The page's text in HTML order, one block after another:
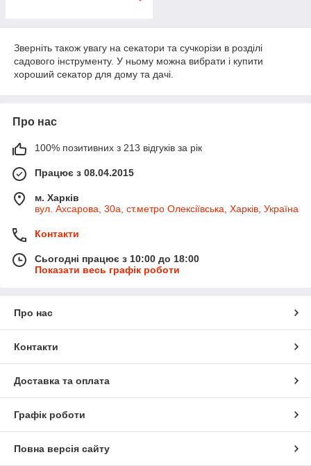
Зверніть також увагу на секатори та сучкорізи в розділі
садового інструменту. У ньому можна вибрати і купити
хороший секатор для дому та дачі.
Про нас
100% позитивних з 213 відгуків за рік
Працює з 08.04.2015
м. Харків
вул. Ахсарова, 30а, ст.метро Олексіївська, Харків, Україна
Контакти
Сьогодні працює з 10:00 до 18:00
Показати весь графік роботи
Про нас
Контакти
Доставка та оплата
Графік роботи
Повна версія сайту